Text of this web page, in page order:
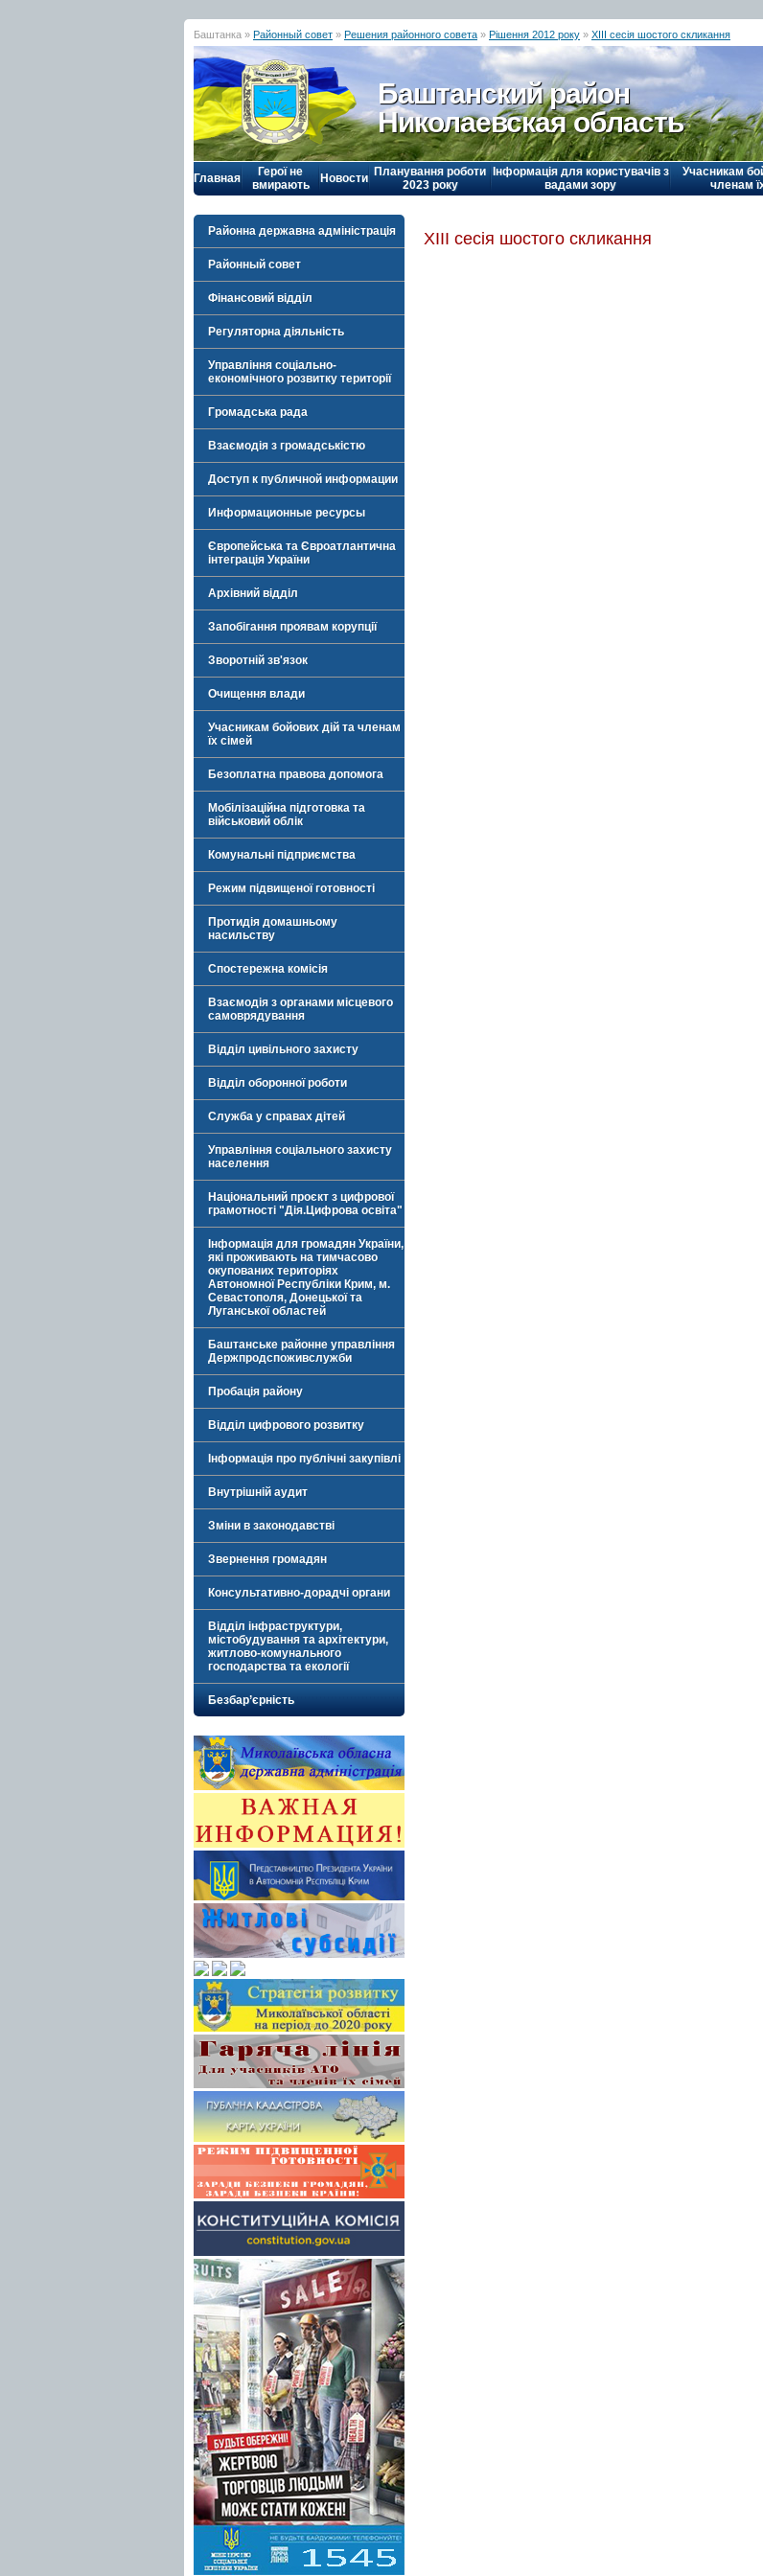
Баштанка » Районный совет » Решения районного совета » Рішення 2012 року » ХІІІ сесія шостого скликання
Баштанский район
Николаевская область
Главная
Герої не
вмирають
Новости Планування роботи
2023 року
Інформація для користувачів з
вадами зору
Учасникам
членам
Районна державна адміністрація
Районный совет
Фінансовий відділ
Регуляторна діяльність
Управління соціально-
економічного розвитку території
Громадська рада
Взаємодія з громадськістю
Доступ к публичной информации
Информационные ресурсы
Європейська та Євроатлантична
інтеграція України
Архівний відділ
Запобігання проявам корупції
Зворотній зв'язок
Очищення влади
Учасникам бойових дій та членам
їх сімей
Безоплатна правова допомога
Мобілізаційна підготовка та
військовий облік
Комунальні підприємства
Режим підвищеної готовності
Протидія домашньому
насильству
Спостережна комісія
Взаємодія з органами місцевого
самоврядування
Відділ цивільного захисту
Відділ оборонної роботи
Служба у справах дітей
Управління соціального захисту
населення
Національний проєкт з цифрової
грамотності "Дія.Цифрова освіта"
Інформація для громадян України,
які проживають на тимчасово
окупованих територіях
Автономної Республіки Крим, м.
Севастополя, Донецької та
Луганської областей
Баштанське районне управління
Держпродспоживслужби
Пробація району
Відділ цифрового розвитку
Інформація про публічні закупівлі
Внутрішній аудит
Зміни в законодавстві
Звернення громадян
Консультативно-дорадчі органи
Відділ інфраструктури,
містобудування та архітектури,
житлово-комунального
господарства та екології
Безбар’єрність
ХІІІ сесія шостого скликання